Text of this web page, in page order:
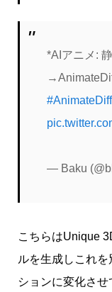
*AIアニメ:
#AnimateDiff
— Baku
こちらはUnique
ルを生成しこれ
ションに変化させ